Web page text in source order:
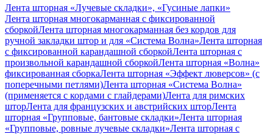
Лента шторная «Лучевые складки», «Гусиные лапки»
Лента шторная многокарманная с фиксированной
сборкойЛента шторная многокарманная без кордов для
ручной закладки штор и для «Система Волна»Лента шторная
с фиксированной карандашной сборкойЛента шторная с
произвольной карандашной сборкойЛента шторная «Волна»
фиксированная сборкаЛента шторная «Эффект люверсов» (с
поперечными петлями)Лента шторная «Система Волна»
(применяется с кордами с глайдерами)Лента для римских
шторЛента для французских и австрийских шторЛента
шторная «Групповые, бантовые складки»Лента шторная
«Групповые, ровные лучевые складки»Лента шторная с